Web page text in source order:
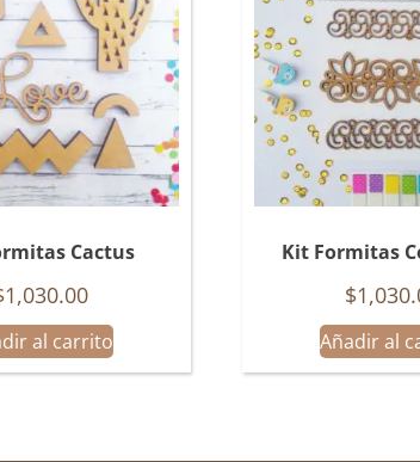
Cactus
1,030.00
al carrito
Kit Formitas
$
Añadir al